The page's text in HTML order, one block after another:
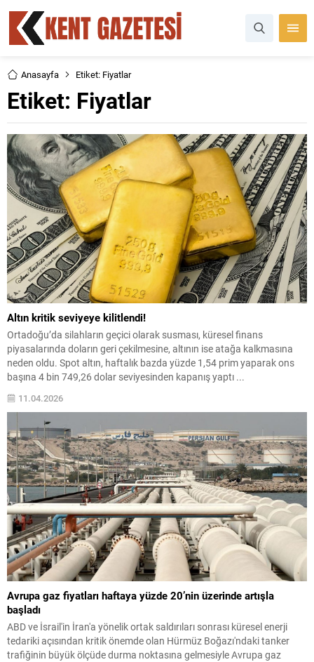
Anasayfa Etiket: Fiyatlar
Etiket: Fiyatlar
Altın kritik seviyeye kilitlendi!
Ortadoğu’da silahların geçici olarak susması, küresel finans
piyasalarında doların geri çekilmesine, altının ise atağa kalkmasına
neden oldu. Spot altın, haftalık bazda yüzde 1,54 prim yaparak ons
başına 4 bin 749,26 dolar seviyesinden kapanış yaptı ...
11.04.2026
Avrupa gaz fiyatları haftaya yüzde 20’nin üzerinde artışla
başladı
ABD ve İsrail'in İran'a yönelik ortak saldırıları sonrası küresel enerji
tedariki açısından kritik önemde olan Hürmüz Boğazı'ndaki tanker
trafiğinin büyük ölçüde durma noktasına gelmesiyle Avrupa gaz